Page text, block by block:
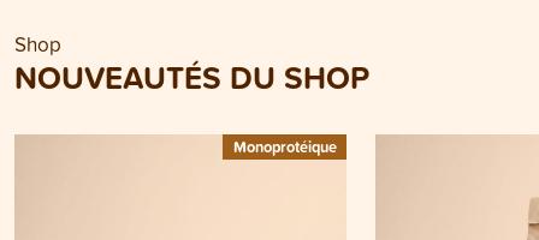
Shop
NOUVEAUTÉS DU SHOP
Monoprotéique